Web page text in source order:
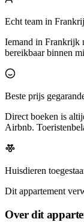
Echt team in
Iemand in Frankrijk
bereikbaar binnen
Beste prijs
Direct boeken is
Airbnb.
Huisdieren
Dit appartement
Over dit